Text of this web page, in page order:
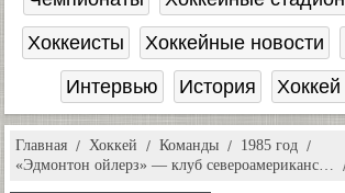
Хоккеисты
Хоккейные новости
Интервью
История
Главная Хоккей Команды
1985 год
«Эдмонтон ойлерз» — клуб североамериканс…